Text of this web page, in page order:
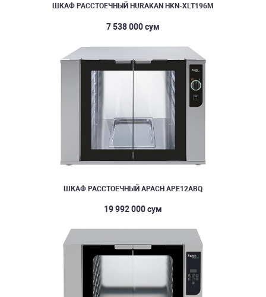
ШКАФ РАССТОЕЧНЫЙ HURAKAN HKN-XLT196M
7 538 000 сум
ШКАФ РАССТОЕЧНЫЙ APACH APE12ABQ
19 992 000 сум